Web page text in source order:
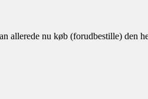
allerede nu køb (forudbestille) den